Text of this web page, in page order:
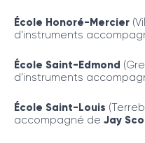
École Honoré-Mercier
d’instruments
École Saint-Edmond
d’instruments
École Saint-Louis
accompagné de Jay